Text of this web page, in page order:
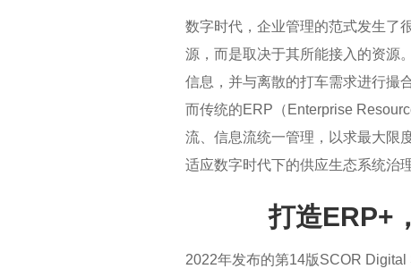
数字时代，企业管理的范式发生了
源，而是取决于其所能接入的资源
信息，并与离散的打车需求进行撮
而传统的ERP（Enterprise
流、信息流统一管理，以求最大限
适应数字时代下的供应生态系统治
打造ERP+
2022年发布的第14版SCOR